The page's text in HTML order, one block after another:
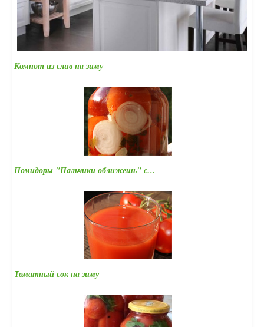
Компот из слив на зиму
Помидоры "Пальчики оближешь" с…
Томатный сок на зиму